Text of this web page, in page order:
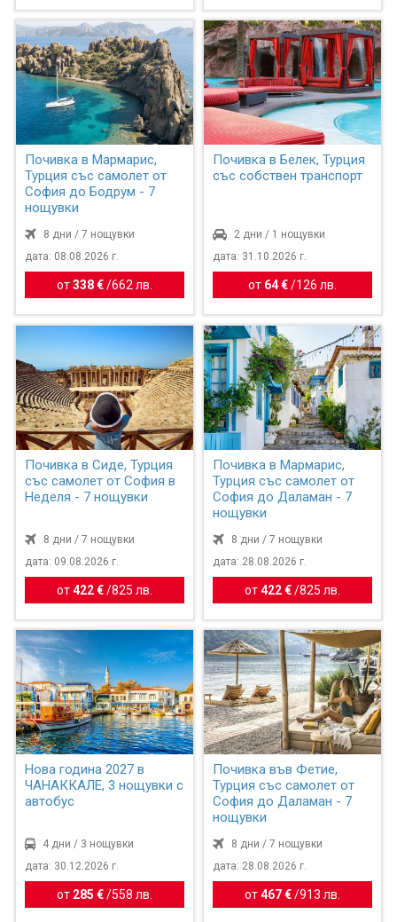
Почивка в Мармарис,
Турция със самолет от
София до Бодрум - 7
нощувки
8 дни / 7 нощувки
дата: 08.08.2026 г.
от338 € /662 лв.
Почивка в Белек, Турция
със собствен транспорт
2 дни / 1 нощувки
дата: 31.10.2026 г.
от 64 €/ 126 лв.
Почивка в Сиде, Турция
със самолет от София в
Неделя - 7 нощувки
8 дни / 7 нощувки
дата: 09.08.2026 г.
от422 € /825 лв.
Почивка в Мармарис,
Турция със самолет от
София до Даламан - 7
нощувки
8 дни / 7 нощувки
дата: 28.08.2026 г.
от422 €/825 лв.
Нова година 2027 в
ЧАНАККАЛЕ, 3 нощувки с
автобус
4 дни / 3 нощувки
дата: 30.12.2026 г.
от 285 € /558 лв.
Почивка във Фетие,
Турция със самолет от
София до Даламан - 7
нощувки
8 дни / 7 нощувки
дата: 28.08.2026 г.
от467 €/913 лв.